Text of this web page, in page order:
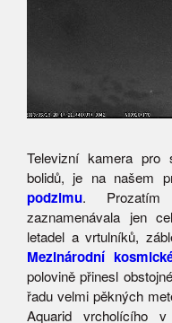
Televizní kamera pro
bolidů, je na našem
podzimu. Prozatím
zaznamenávala jen
letadel a vrtulníků,
Mezinárodní
polovině přinesl
řadu velmi pěkných
Aquarid